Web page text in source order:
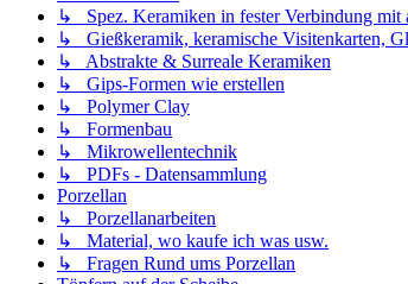
↳ Spez. Keramiken in fester Verbindung mit
↳ Gießkeramik, keramische Visitenkarten,
↳ Abstrakte & Surreale Keramiken
↳ Gips-Formen wie erstellen
↳ Polymer Clay
↳ Formenbau
↳ Mikrowellentechnik
↳ PDFs - Datensammlung
Porzellan
↳ Porzellanarbeiten
↳ Material, wo kaufe ich was usw.
↳ Fragen Rund ums Porzellan